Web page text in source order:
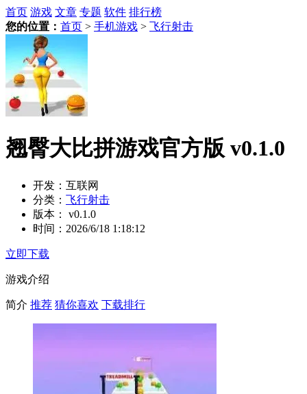
首页 游戏 文章 专题 软件 排行榜
您的位置： 首页 > 手机游戏 > 飞行射击
翘臀大比拼游戏官方版 v0.1.0
开发： 互联网
分类： 飞行射击
版本：
v0.1.0
时间： 2026/6/18 1:18:12
立即下载
游戏介绍
简介 推荐 猜你喜欢 下载排行